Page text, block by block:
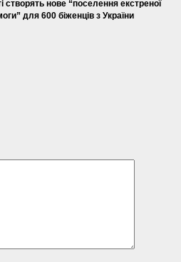
створять нове “поселення екстреної
для 600 біженців з України